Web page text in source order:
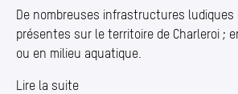
De nombreuses infrastructures
présentes sur le territoire de Charleroi ;
ou en milieu aquatique.
Lire la suite